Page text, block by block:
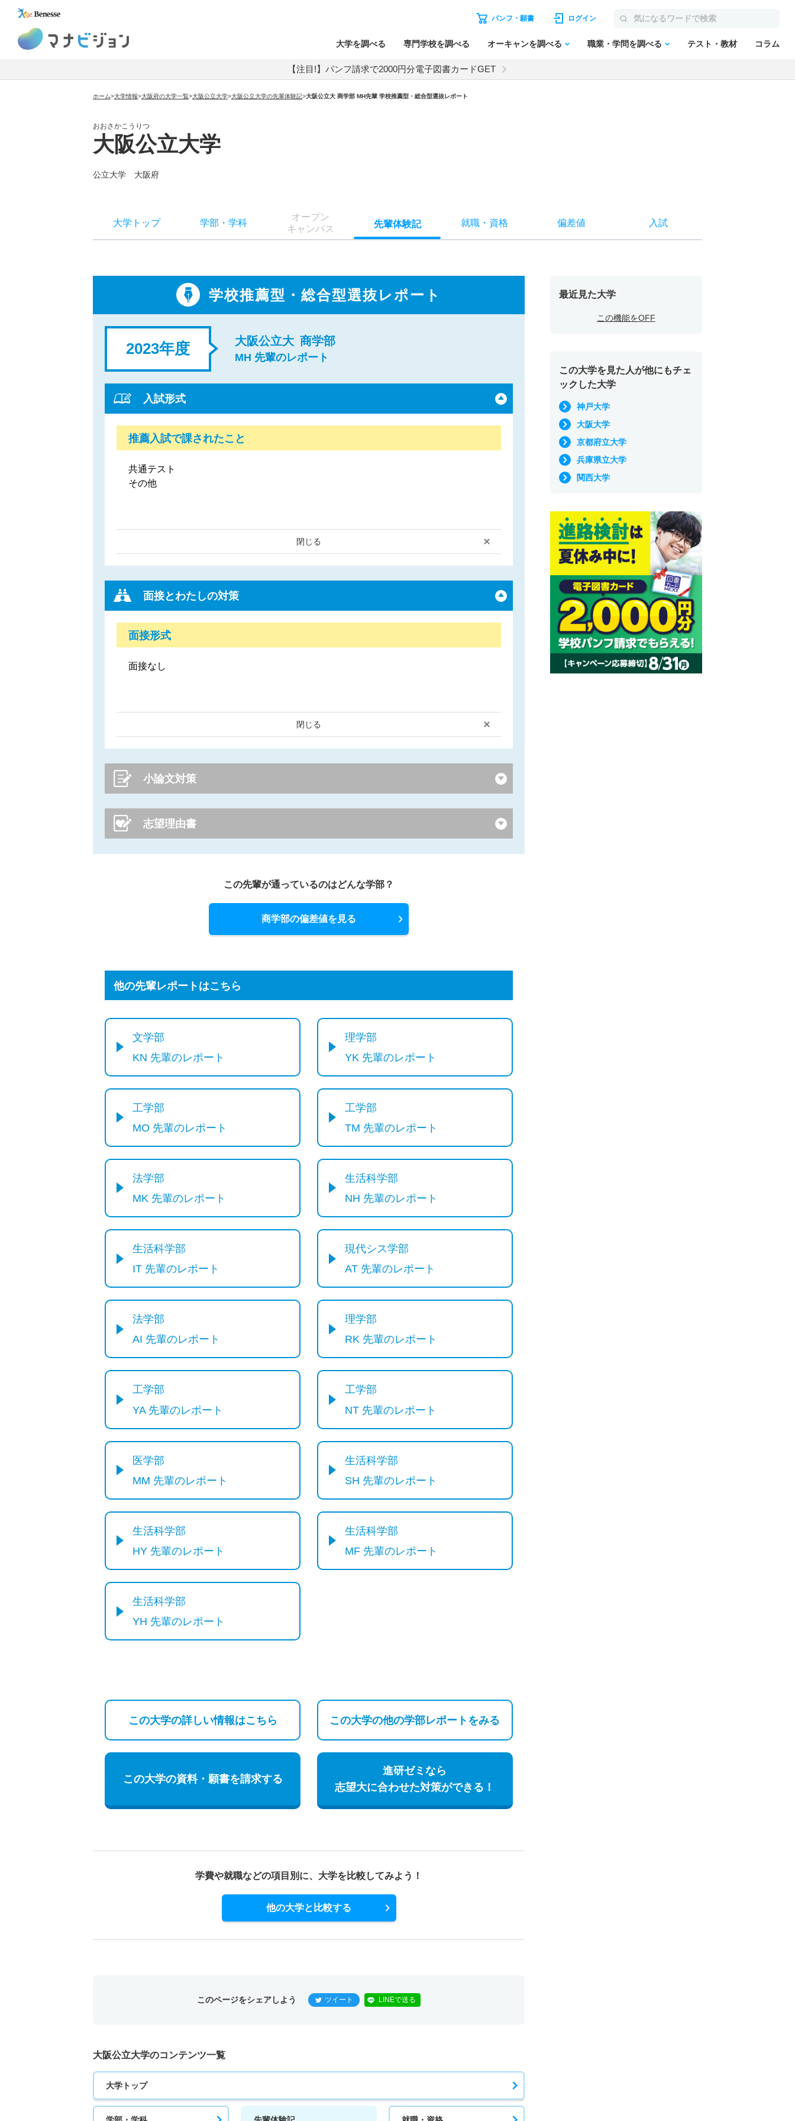
パンフ・願書 ログイン
大学を調べる 専門学校を調べる オーキャンを調べる 職業・学問を調べる テスト・教材 コラム
【注目!】パンフ請求で2000円分電子図書カードGET
ホーム>大学情報>大阪府の大学一覧>大阪公立大学>大阪公立大学の先輩体験記>大阪公立大 商学部 MH先輩 学校推薦型・総合型選抜レポート
おおさかこうりつ
大阪公立大学
公立大学 大阪府
大学トップ 学部 ・ 学科
オープン
キャンパス 先輩体験記 就職・ 資格 偏差値 入試
学校推薦型・総合型選抜レポート
2023年度 大阪公立大 商学部
MH 先輩のレポート
入試形式
推薦入試で課されたこと
共通テスト
その他
閉じる
面接とわたしの対策
面接形式
面接なし
閉じる
小論文対策
志望理由書
この先輩が通っているのはどんな学部？
商学部の偏差値を見る
他の先輩レポートはこちら
文学部
KN 先輩のレポート
理学部
YK 先輩のレポート
工学部
MO 先輩のレポート
工学部
TM 先輩のレポート
法学部
MK 先輩のレポート
生活科学部
NH 先輩のレポート
生活科学部
IT 先輩のレポート
現代シス学部
AT 先輩のレポート
法学部
AI 先輩のレポート
理学部
RK 先輩のレポート
工学部
YA 先輩のレポート
工学部
NT 先輩のレポート
医学部
MM 先輩のレポート
生活科学部
SH 先輩のレポート
生活科学部
HY 先輩のレポート
生活科学部
MF 先輩のレポート
生活科学部
YH 先輩のレポート
この大学の詳しい情報はこちら この大学の他の学部レポートをみる
この大学の資料・願書を請求する
進研ゼミなら
志望大に合わせた対策ができる！
学費や就職などの項目別に、 大学を比較してみよう！
他の大学と比較する
このページをシェアしよう ツイート LINEで送る
大阪公立大学のコンテンツ一覧
大学トップ
最近見た大学
この機能をOFF
この大学を見た人が他にもチェ
ックした大学
神戸大学
大阪大学
京都府立大学
兵庫県立大学
関西大学